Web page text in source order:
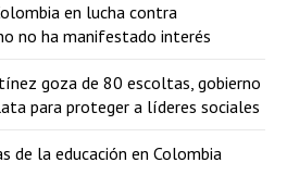
en lucha contra
no ha manifestado interés
goza de 80 escoltas, gobierno
para proteger a líderes sociales
de la educación en Colombia